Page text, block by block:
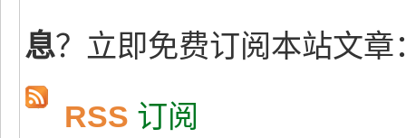
息？立即免费订阅本站文章
RSS 订阅